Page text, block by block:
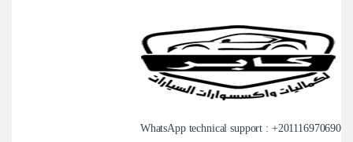
WhatsApp technical support : +201116970690